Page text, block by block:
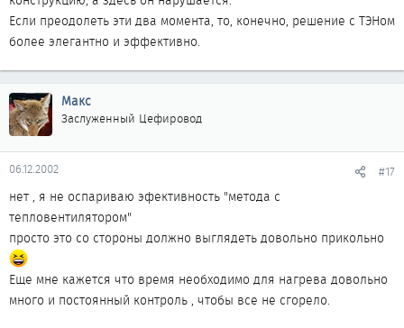
Если преодолеть эти два момента, то, конечно, решение с ТЭНом
более элегантно и эффективно.
Макс
Заслуженный Цефировод
06.12.2002 #17
нет , я не оспариваю эфективность "метода с
тепловентилятором"
просто это со стороны должно выглядеть довольно прикольно
Еще мне кажется что время необходимо для нагрева довольно
много и постоянный контроль , чтобы все не сгорело.